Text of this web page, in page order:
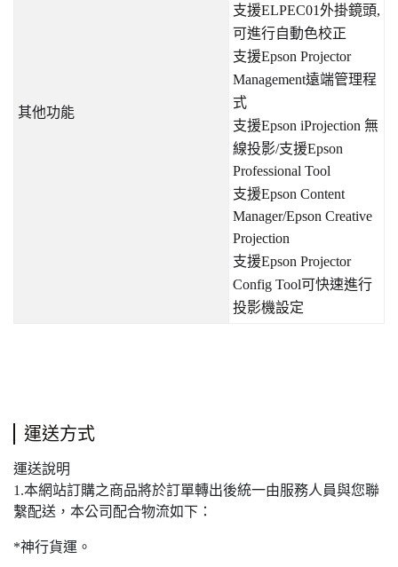
其他功能
支援ELPEC01外掛鏡頭,
可進行自動色校正
支援Epson Projector
Management遠端管理程
式
支援Epson iProjection 無
線投影/支援Epson
Professional Tool
支援Epson Content
Manager/Epson Creative
Projection
支援Epson Projector
Config Tool可快速進行
投影機設定
運送方式
運送說明
1.本網站訂購之商品將於訂單轉出後統一由服務人員與您聯
繫配送，本公司配合物流如下：
*神行貨運。